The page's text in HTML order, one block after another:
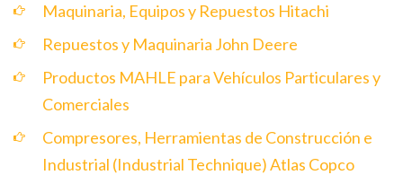
Maquinaria, Equipos y Repuestos Hitachi
Repuestos y Maquinaria John Deere
Productos MAHLE para Vehículos Particulares y
Comerciales
Compresores, Herramientas de Construcción e
Industrial (Industrial Technique) Atlas Copco